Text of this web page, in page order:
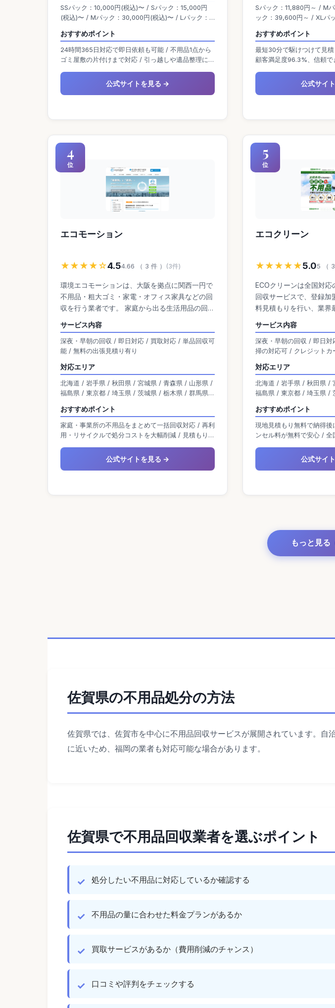
/ 滋賀県 / 兵庫県 / 奈良県 / 三重県 / 和歌山県 / 岡山
県 / 広島県 / 島根県 / 鳥取県 / 山口県 / 香川県 / 愛媛
県 / 鹿児島県 / 沖縄県 / 大分県 / 長崎県
SSパック：10,000円(税込)〜 / Sパック：15,000円
(税込)〜 / Mパック：30,000円(税込)〜 / Lパック：
3Lパック：お見積り・要相談
おすすめポイント
24時間365日対応で即日依頼も可能 / 不用品1点から
ゴミ屋敷の片付けまで対応 / 引っ越しや遺品整理にも
公式サイトを見る →
/ 京都府 / 滋賀県 / 兵庫県
県 / 岡山県 / 広島県 / 島根
県 / 福岡県 / 鹿児島県 / 沖
Sパック：11,880円～ / M
ック：39,600円～ / XLパ
おすすめポイント
最短30分で駆けつけて見
顧客満足度96.3%、信頼
公式サイ
4
位
エコモーション
★★★★☆4.54.66 （ 3 件 ） (3件)
環境エコモーションは、大阪を拠点に関西一円で
不用品・粗大ゴミ・家電・オフィス家具などの回
収を行う業者です。 家庭から出る生活用品の回収
はもちろん、事務所・店舗の移転や閉店時の大量
回収にも対応。 再利用・再資源化を重視し、リサ
イクルによる処分コスト削減を実現しています。
サービス内容
深夜・早朝の回収 / 即日対応 / 買取対応 / 単品回収可
能 / 無料の出張見積り有り
対応エリア
北海道 / 岩手県 / 秋田県 / 宮城県 / 青森県 / 山形県 /
福島県 / 東京都 / 埼玉県 / 茨城県 / 栃木県 / 群馬県 /
/ 山梨県 / 長野県 / 岐阜県 / 静岡県 / 愛知県 / 大阪府
/ 京都府 / 滋賀県 / 兵庫県 / 奈良県 / 三重県 / 和歌山
県 / 岡山県 / 広島県 / 島根県 / 鳥取県 / 山口県 / 香川
県 / 福岡県 / 鹿児島県 / 沖縄県 / 大分県 / 長崎県
おすすめポイント
家庭・事業所の不用品をまとめて一括回収対応 / 再利
用・リサイクルで処分コストを大幅削減 / 見積もり後
公式サイトを見る →
5
位
エコクリーン
★★★★★5.05 （ 3
ECOクリーンは全国対
回収サービスで、登録加
料見積もりを行い、業界
を特徴としています。
セル料無料です。365日
で、ゴミ屋敷・遺品整理
広く請け負います。
サービス内容
深夜・早朝の回収 / 即日
掃の対応可 / クレジット
対応エリア
北海道 / 岩手県 / 秋田県 /
福島県 / 東京都 / 埼玉県 /
/ 山梨県 / 長野県 / 岐阜県
/ 京都府 / 滋賀県 / 兵庫県
県 / 岡山県 / 広島県 / 島根
県 / 福岡県 / 鹿児島県 / 沖
おすすめポイント
現地見積もり無料で納得
ンセル料が無料で安心 / 全
公式サイ
もっと見る
佐賀県の不用品処分の方法
佐賀県では、佐賀市を中心に不用品回収サービスが展開されています。
に近いため、福岡の業者も対応可能な場合があります。
佐賀県で不用品回収業者を選ぶポイント
処分したい不用品に対応しているか確認する
不用品の量に合わせた料金プランがあるか
買取サービスがあるか（費用削減のチャンス）
口コミや評判をチェックする